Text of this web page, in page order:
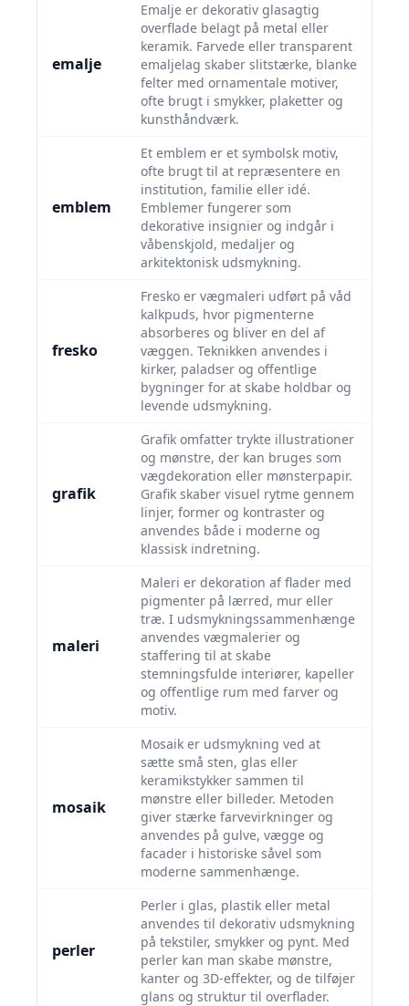
emalje
Emalje er dekorativ glasagtig
overflade belagt på metal eller
keramik. Farvede eller transparent
emaljelag skaber slitstærke, blanke
felter med ornamentale motiver,
ofte brugt i smykker, plaketter og
kunsthåndværk.
emblem
Et emblem er et symbolsk motiv,
ofte brugt til at repræsentere en
institution, familie eller idé.
Emblemer fungerer som
dekorative insignier og indgår i
våbenskjold, medaljer og
arkitektonisk udsmykning.
fresko
Fresko er vægmaleri udført på våd
kalkpuds, hvor pigmenterne
absorberes og bliver en del af
væggen. Teknikken anvendes i
kirker, paladser og offentlige
bygninger for at skabe holdbar og
levende udsmykning.
grafik
Grafik omfatter trykte illustrationer
og mønstre, der kan bruges som
vægdekoration eller mønsterpapir.
Grafik skaber visuel rytme gennem
linjer, former og kontraster og
anvendes både i moderne og
klassisk indretning.
maleri
Maleri er dekoration af flader med
pigmenter på lærred, mur eller
træ. I udsmykningssammenhænge
anvendes vægmalerier og
staffering til at skabe
stemningsfulde interiører, kapeller
og offentlige rum med farver og
motiv.
mosaik
Mosaik er udsmykning ved at
sætte små sten, glas eller
keramikstykker sammen til
mønstre eller billeder. Metoden
giver stærke farvevirkninger og
anvendes på gulve, vægge og
facader i historiske såvel som
moderne sammenhænge.
perler
Perler i glas, plastik eller metal
anvendes til dekorativ udsmykning
på tekstiler, smykker og pynt. Med
perler kan man skabe mønstre,
kanter og 3D-effekter, og de tilføjer
glans og struktur til overflader.